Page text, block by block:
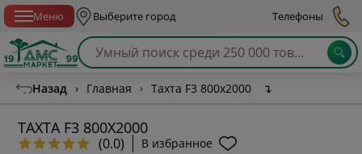
Меню Выберите город Телефоны
Назад › Главная › Тахта F3 800х2000 ↴
ТАХТА F3 800Х2000
(0.0) В избранное